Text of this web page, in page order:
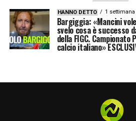
HANNO DETTO 1 settimana
Bargiggia: «Mancini
svelo cosa è successo
della FIGC. Campionato
calcio italiano»